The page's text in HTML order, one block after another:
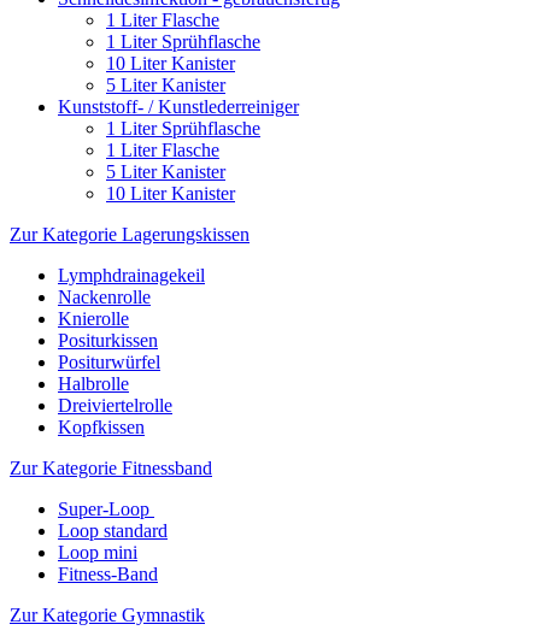
1 Liter Flasche
1 Liter Sprühflasche
10 Liter Kanister
5 Liter Kanister
Kunststoff- / Kunstlederreiniger
1 Liter Sprühflasche
1 Liter Flasche
5 Liter Kanister
10 Liter Kanister
Zur Kategorie Lagerungskissen
Lymphdrainagekeil
Nackenrolle
Knierolle
Positurkissen
Positurwürfel
Halbrolle
Dreiviertelrolle
Kopfkissen
Zur Kategorie Fitnessband
Super-Loop
Loop standard
Loop mini
Fitness-Band
Zur Kategorie Gymnastik